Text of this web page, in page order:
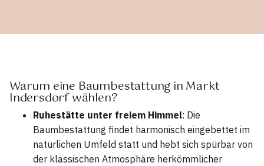
Warum eine Baumbestattung in Markt
Indersdorf wählen?
Ruhestätte unter freiem Himmel: Die
Baumbestattung findet harmonisch eingebettet im
natürlichen Umfeld statt und hebt sich spürbar von
der klassischen Atmosphäre herkömmlicher